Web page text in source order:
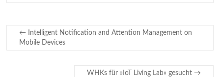
← Intelligent Notification and Attention Management on
Mobile Devices
WHKs für »IoT Living Lab« gesucht →